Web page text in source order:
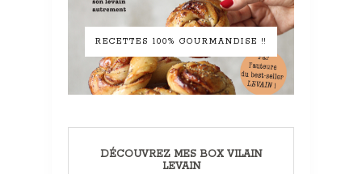
RECETTES 100% GOURMANDISE !!
DÉCOUVREZ MES BOX VILAIN
LEVAIN